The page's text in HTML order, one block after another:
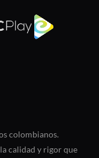
colombianos.
calidad y rigor que